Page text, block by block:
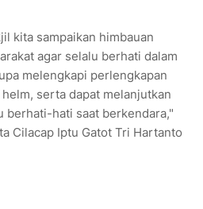
kita sampaikan himbauan
agar selalu berhati dalam
melengkapi perlengkapan
serta dapat melanjutkan
berhati-hati saat berkendara,"
Cilacap Iptu Gatot Tri Hartanto